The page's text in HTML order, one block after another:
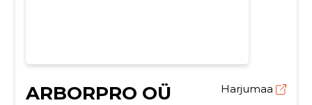
ARBORPRO OÜ Harjumaa